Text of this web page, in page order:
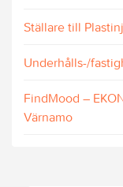
Ställare till
Underhålls-/
FindMood –
Värnamo